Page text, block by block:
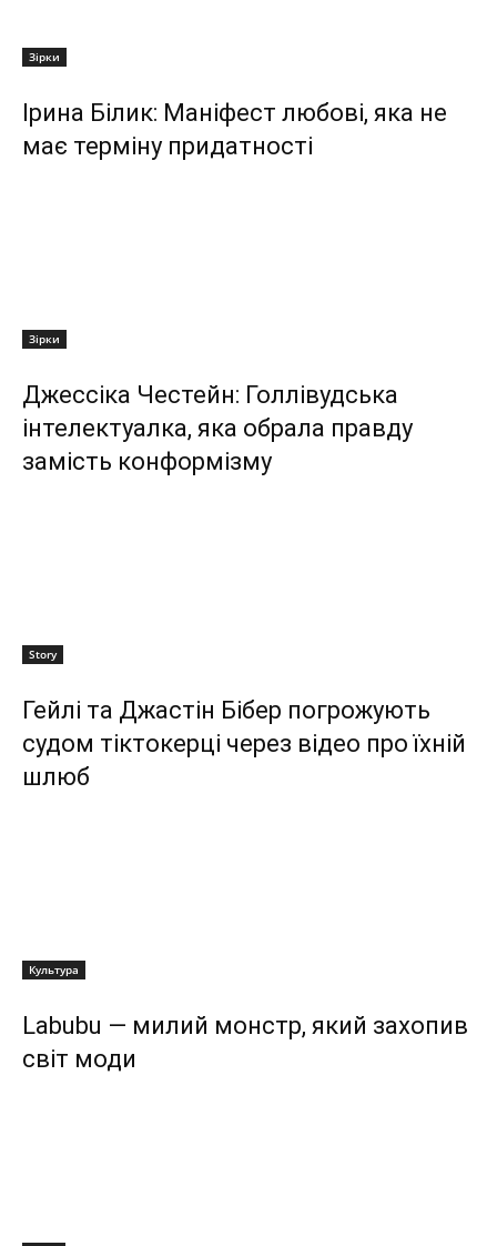
Зірки
Ірина Білик: Маніфест любові, яка не
має терміну придатності
Зірки
Джессіка Честейн: Голлівудська
інтелектуалка, яка обрала правду
замість конформізму
Story
Гейлі та Джастін Бібер погрожують
судом тіктокерці через відео про їхній
шлюб
Культура
Labubu — милий монстр, який захопив
світ моди